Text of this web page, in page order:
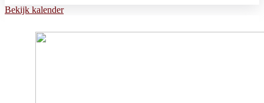
Bekijk kalender